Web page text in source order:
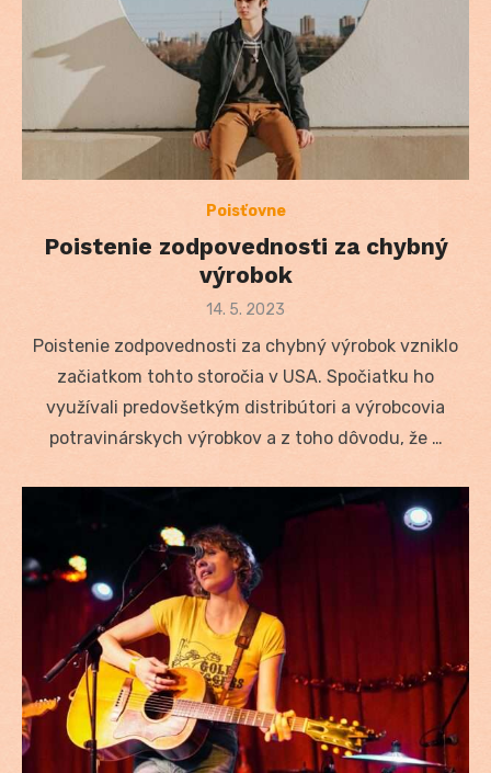
Poisťovne
Poistenie zodpovednosti za chybný
výrobok
Posted
14. 5. 2023
Poistenie zodpovednosti za chybný výrobok vzniklo
začiatkom tohto storočia v USA. Spočiatku ho
využívali predovšetkým distribútori a výrobcovia
potravinárskych výrobkov a z toho dôvodu, že …